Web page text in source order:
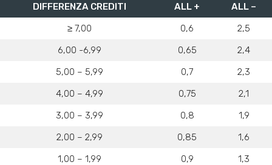
DIFFERENZA CREDITI ALL +
ALL –
≥ 7,00
0,6
2,5
6,00 -6,99
0,65
2,4
5,00 – 5,99
0,7
2,3
4,00 – 4,99
0,75
2,1
3,00 – 3,99
0,8
1,9
2,00 – 2,99
0,85
1,6
1,00 – 1,99
0,9
1,3